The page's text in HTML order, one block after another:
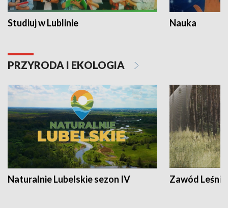
Studiuj w Lublinie Nauka
PRZYRODA I EKOLOGIA
Naturalnie Lubelskie sezon IV Zawód Leśnik